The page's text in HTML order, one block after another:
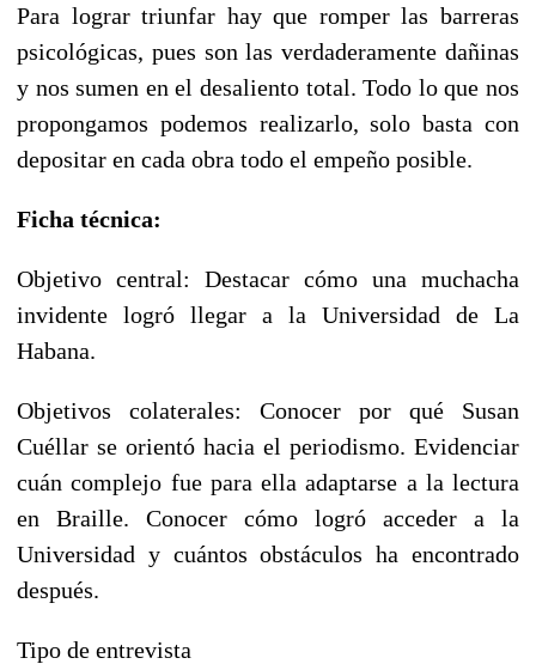
Para lograr triunfar hay que romper las barreras
psicológicas, pues son las verdaderamente dañinas
y nos sumen en el desaliento total. Todo lo que nos
propongamos podemos realizarlo, solo basta con
depositar en cada obra todo el empeño posible.
Ficha técnica:
Objetivo central: Destacar cómo una muchacha
invidente logró llegar a la Universidad de La
Habana.
Objetivos colaterales: Conocer por qué Susan
Cuéllar se orientó hacia el periodismo. Evidenciar
cuán complejo fue para ella adaptarse a la lectura
en Braille. Conocer cómo logró acceder a la
Universidad y cuántos obstáculos ha encontrado
después.
Tipo de entrevista